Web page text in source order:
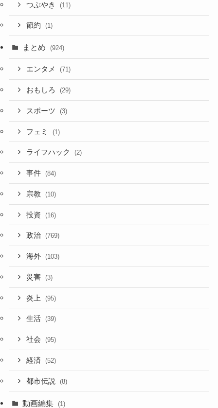
つぶやき (11)
節約 (1)
まとめ (924)
エンタメ (71)
おもしろ (29)
スポーツ (3)
フェミ (1)
ライフハック (2)
事件 (84)
宗教 (10)
投資 (16)
政治 (769)
海外 (103)
災害 (3)
炎上 (95)
生活 (39)
社会 (95)
経済 (52)
都市伝説 (8)
動画編集 (1)